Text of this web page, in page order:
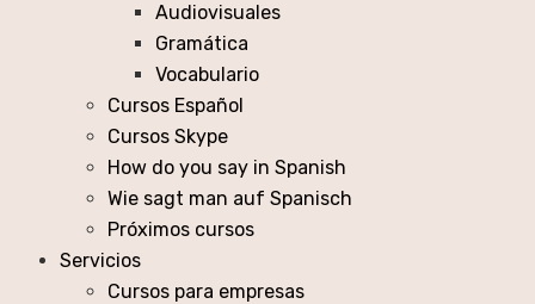
Audiovisuales
Gramática
Vocabulario
Cursos Español
Cursos Skype
How do you say in Spanish
Wie sagt man auf Spanisch
Próximos cursos
Servicios
Cursos para empresas